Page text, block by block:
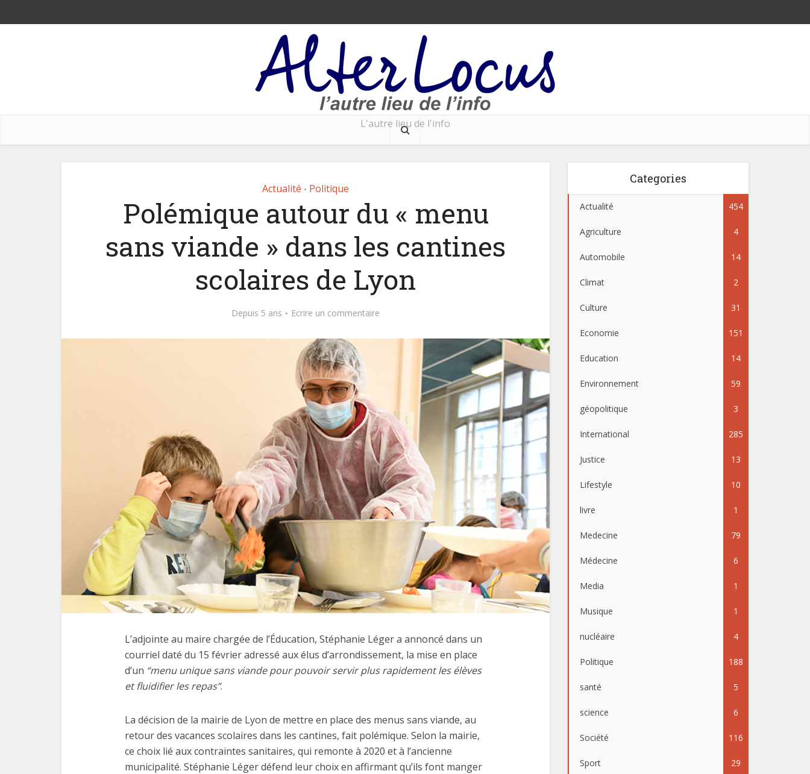
L'autre lieu de l'info
Actualité • Politique
Polémique autour du « menu
sans viande » dans les cantines
scolaires de Lyon
Depuis 5 ans Ecrire un commentaire
L’adjointe au maire chargée de l’Éducation, Stéphanie Léger a annoncé dans un
courriel daté du 15 février adressé aux élus d’arrondissement, la mise en place
d’un “menu unique sans viande pour pouvoir servir plus rapidement les élèves
et fluidifier les repas”.
La décision de la mairie de Lyon de mettre en place des menus sans viande, au
retour des vacances scolaires dans les cantines, fait polémique. Selon la mairie,
ce choix lié aux contraintes sanitaires, qui remonte à 2020 et à l’ancienne
municipalité. Stéphanie Léger défend leur choix en affirmant qu’ils font manger
Categories
Actualité 454
Agriculture 4
Automobile 14
Climat 2
Culture 31
Economie 151
Education 14
Environnement 59
géopolitique 3
International 285
Justice 13
Lifestyle 10
livre 1
Medecine 79
Médecine 6
Media 1
Musique 1
nucléaire 4
Politique 188
santé 5
science 6
Société 116
Sport 29